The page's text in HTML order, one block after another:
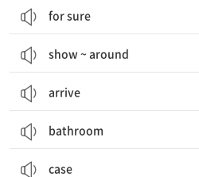
for sure
show ~ around
arrive
bathroom
case